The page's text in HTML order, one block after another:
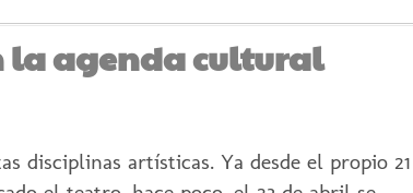
la agenda cultural
disciplinas artísticas. Ya desde el propio 21